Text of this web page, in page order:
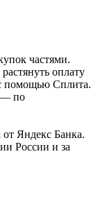
частями.
оплату
помощью Сплита.
— по
Яндекс Банка.
России и за